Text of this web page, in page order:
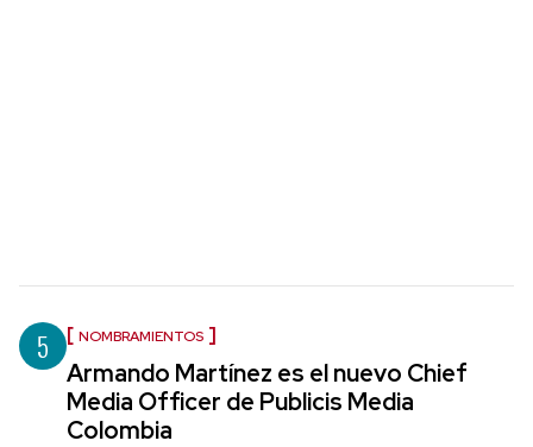
5 NOMBRAMIENTOS
Armando Martínez es el nuevo Chief
Media Officer de Publicis Media
Colombia